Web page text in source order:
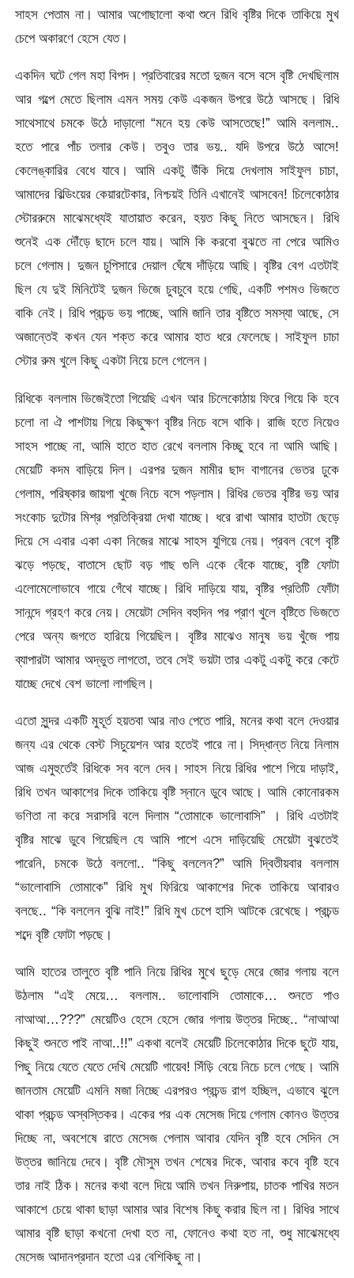
সাহস পেতাম না। আমার অগোছালো কথা শুনে রিধি বৃষ্টির দিকে তাকিয়ে মুখ
চেপে অকারণে হেসে যেত।
একদিন ঘটে গেল মহা বিপদ। প্রতিবারের মতো দুজন বসে বসে বৃষ্টি দেখছিলাম
আর গল্পে মেতে ছিলাম এমন সময় কেউ একজন উপরে উঠে আসছে। রিধি
সাথেসাথে চমকে উঠে দাড়ালো “মনে হয় কেউ আসতেছে!” আমি বললাম..
হতে পারে পাঁচ তলার কেউ। তবুও তার ভয়.. যদি উপরে উঠে আসে!
কেলেঙ্কারির বেধে যাবে। আমি একটু উঁকি দিয়ে দেখলাম সাইফুল চাচা,
আমাদের বিল্ডিংয়ের কেয়ারটেকার, নিশ্চয়ই তিনি এখানেই আসবেন! চিলেকোঠার
স্টোররুমে মাঝেমধ্যেই যাতায়াত করেন, হয়ত কিছু নিতে আসছেন। রিধি
শুনেই এক দৌঁড়ে ছাদে চলে যায়। আমি কি করবো বুঝতে না পেরে আমিও
চলে গেলাম। দুজন চুপিসারে দেয়াল ঘেঁষে দাঁড়িয়ে আছি। বৃষ্টির বেগ এতটাই
ছিল যে দুই মিনিটেই দুজন ভিজে চুবচুবে হয়ে গেছি, একটি পশমও ভিজতে
বাকি নেই। রিধি প্রচন্ড ভয় পাচ্ছে, আমি জানি তার বৃষ্টিতে সমস্যা আছে, সে
অজান্তেই কখন যেন শক্ত করে আমার হাত ধরে ফেলেছে। সাইফুল চাচা
স্টোর রুম খুলে কিছু একটা নিয়ে চলে গেলেন।
রিধিকে বললাম ভিজেইতো গিয়েছি এখন আর চিলেকোঠায় ফিরে গিয়ে কি হবে
চলো না ঐ পাশটায় গিয়ে কিছুক্ষণ বৃষ্টির নিচে বসে থাকি। রাজি হতে নিয়েও
সাহস পাচ্ছে না, আমি হাতে হাত রেখে বললাম কিচ্ছু হবে না আমি আছি।
মেয়েটি কদম বাড়িয়ে দিল। এরপর দুজন মামীর ছাদ বাগানের ভেতর ঢুকে
গেলাম, পরিষ্কার জায়গা খুজে নিচে বসে পড়লাম। রিধির ভেতর বৃষ্টির ভয় আর
সংকোচ দুটোর মিশ্র প্রতিক্রিয়া দেখা যাচ্ছে। ধরে রাখা আমার হাতটা ছেড়ে
দিয়ে সে এবার একা একা নিজের মাঝে সাহস যুগিয়ে নেয়। প্রবল বেগে বৃষ্টি
ঝড়ে পড়ছে, বাতাসে ছোট বড় গাছ গুলি একে বেঁকে যাচ্ছে, বৃষ্টি ফোটা
এলোমেলোভাবে গায়ে গেঁথে যাচ্ছে। রিধি দাড়িয়ে যায়, বৃষ্টির প্রতিটি ফোঁটা
সানন্দে গ্রহণ করে নেয়। মেয়েটা সেদিন বহুদিন পর প্রাণ খুলে বৃষ্টিতে ভিজতে
পেরে অন্য জগতে হারিয়ে গিয়েছিল। বৃষ্টির মাঝেও মানুষ ভয় খুঁজে পায়
ব্যাপারটা আমার অদ্ভুত লাগতো, তবে সেই ভয়টা তার একটু একটু করে কেটে
যাচ্ছে দেখে বেশ ভালো লাগছিল।
এতো সুন্দর একটি মুহূর্ত হয়তবা আর নাও পেতে পারি, মনের কথা বলে দেওয়ার
জন্য এর থেকে বেস্ট সিচুয়েশন আর হতেই পারে না। সিদ্ধান্ত নিয়ে নিলাম
আজ এমুহুর্তেই রিধিকে সব বলে দেব। সাহস নিয়ে রিধির পাশে গিয়ে দাড়াই,
রিধি তখন আকাশের দিকে তাকিয়ে বৃষ্টি স্নানে ডুবে আছে। আমি কোনোরকম
ভণিতা না করে সরাসরি বলে দিলাম “তোমাকে ভালোবাসি” । রিধি এতটাই
বৃষ্টির মাঝে ডুবে গিয়েছিল যে আমি পাশে এসে দাড়িয়েছি মেয়েটা বুঝতেই
পারেনি, চমকে উঠে বললো.. “কিছু বললেন?” আমি দ্বিতীয়বার বললাম
“ভালোবাসি তোমাকে” রিধি মুখ ফিরিয়ে আকাশের দিকে তাকিয়ে আবারও
বলছে.. “কি বললেন বুঝি নাই!” রিধি মুখ চেপে হাসি আটকে রেখেছে। প্রচন্ড
শব্দে বৃষ্টি ফোটা পড়ছে।
আমি হাতের তালুতে বৃষ্টি পানি নিয়ে রিধির মুখে ছুড়ে মেরে জোর গলায় বলে
উঠলাম “এই মেয়ে… বললাম.. ভালোবাসি তোমাকে… শুনতে পাও
নাআআ…???” মেয়েটিও হেসে হেসে জোর গলায় উত্তর দিচ্ছে.. “নাআআ
কিছুই শুনতে পাই নাআ..!!” একথা বলেই মেয়েটি চিলেকোঠার দিকে ছুটে যায়,
পিছু নিয়ে যেতে যেতে দেখি মেয়েটি গায়েব! সিঁড়ি বেয়ে নিচে চলে গেছে। আমি
জানতাম মেয়েটি এমনি মজা নিচ্ছে এরপরও প্রচন্ড রাগ হচ্ছিল, এভাবে ঝুলে
থাকা প্রচন্ড অস্বস্তিকর। একের পর এক মেসেজ দিয়ে গেলাম কোনও উত্তর
দিচ্ছে না, অবশেষে রাতে মেসেজ পেলাম আবার যেদিন বৃষ্টি হবে সেদিন সে
উত্তর জানিয়ে দেবে। বৃষ্টি মৌসুম তখন শেষের দিকে, আবার কবে বৃষ্টি হবে
তার নাই ঠিক। মনের কথা বলে দিয়ে আমি তখন নিরুপায়, চাতক পাখির মতন
আকাশে চেয়ে থাকা ছাড়া আমার আর বিশেষ কিছু করার ছিল না। রিধির সাথে
আমার বৃষ্টি ছাড়া কখনো দেখা হত না, ফোনেও কথা হত না, শুধু মাঝেমধ্যে
মেসেজ আদানপ্রদান হতো এর বেশিকিছু না।